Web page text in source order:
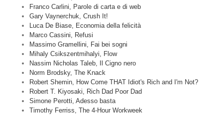
Franco Carlini, Parole di carta e di web
Gary Vaynerchuk, Crush It!
Luca De Biase, Economia della felicità
Marco Cassini, Refusi
Massimo Gramellini, Fai bei sogni
Mihaly Csikszentmihalyi, Flow
Nassim Nicholas Taleb, Il Cigno nero
Norm Brodsky, The Knack
Robert Shemin, How Come THAT Idiot's Rich and I'm Not?
Robert T. Kiyosaki, Rich Dad Poor Dad
Simone Perotti, Adesso basta
Timothy Ferriss, The 4-Hour Workweek